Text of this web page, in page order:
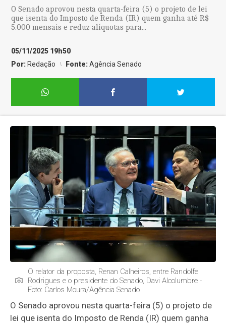
O Senado aprovou nesta quarta-feira (5) o projeto de lei
que isenta do Imposto de Renda (IR) quem ganha até R$
5.000 mensais e reduz alíquotas para...
05/11/2025 19h50
Por: Redação Fonte:Agência Senado
O relator da proposta, Renan Calheiros, entre Randolfe
Rodrigues e o presidente do Senado, Davi Alcolumbre -
Foto: Carlos Moura/Agência Senado
O Senado aprovou nesta quarta-feira (5) o projeto de
lei que isenta do Imposto de Renda (IR) quem ganha